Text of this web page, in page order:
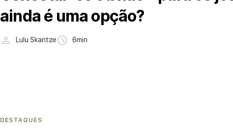
ainda é uma opção?
Lulu Skantze 6min
DESTAQUES